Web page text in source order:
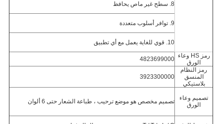
8. سطح غير ماص يحافظ
9. توافر أسلوب متعددة
10. قوي للغاية يعمل مع أي تطبيق
رمز HS وعاء
الورق
4823699000
رمز النظام
المنسق
بلاستيكي
3923300000
تصميم وعاء
الورق
تصميم مخصص هو موضع ترحيب ، طباعة الشعار حتى 6 ألوان